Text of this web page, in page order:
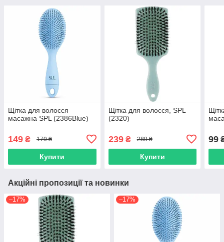
Щітка для волосся
масажна SPL (2386Blue)
149 ₴ 179 ₴
Купити
Щітка для волосся, SPL
(2320)
239₴ 289 ₴
Купити
99
Акційні пропозиції та новинки
–17% –17%